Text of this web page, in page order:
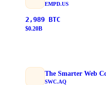
EMPD.US
2,989 BTC
$0.20B
The Smarter Web
SWC.AQ